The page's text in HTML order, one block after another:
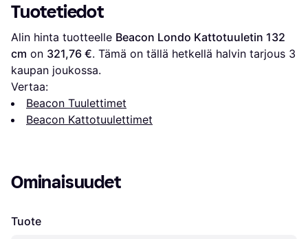
Tuotetiedot
Alin hinta tuotteelle Beacon Londo Kattotuuletin 132
cm on 321,76 €. Tämä on tällä hetkellä halvin tarjous 3
kaupan joukossa.
Vertaa:
Beacon Tuulettimet
Beacon Kattotuulettimet
Ominaisuudet
Tuote